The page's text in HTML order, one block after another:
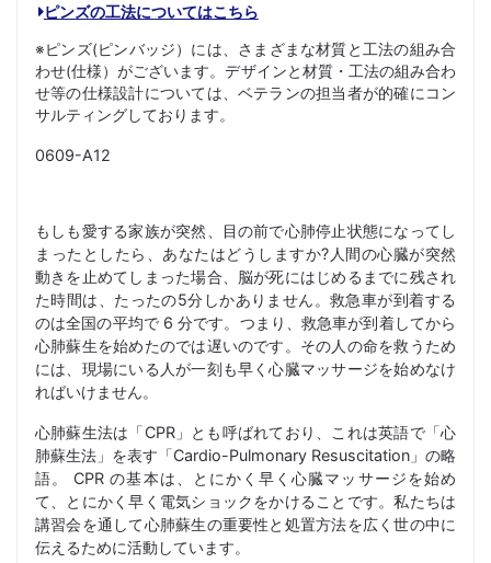
ピンズの工法についてはこちら
※ピンズ(ピンバッジ）には、さまざまな材質と工法の組み合
わせ(仕様）がございます。デザインと材質・工法の組み合わ
せ等の仕様設計については、ベテランの担当者が的確にコン
サルティングしております。
0609-A12
もしも愛する家族が突然、目の前で心肺停止状態になってし
まったとしたら、あなたはどうしますか?人間の心臓が突然
動きを止めてしまった場合、脳が死にはじめるまでに残され
た時間は、たったの5分しかありません。救急車が到着する
のは全国の平均で 6 分です。つまり、救急車が到着してから
心肺蘇生を始めたのでは遅いのです。その人の命を救うため
には、現場にいる人が一刻も早く心臓マッサージを始めなけ
ればいけません。
心肺蘇生法は「CPR」とも呼ばれており、これは英語で「心
肺蘇生法」を表す「Cardio-Pulmonary Resuscitation」の略
語。 CPR の基本は、とにかく早く心臓マッサージを始め
て、とにかく早く電気ショックをかけることです。私たちは
講習会を通して心肺蘇生の重要性と処置方法を広く世の中に
伝えるために活動しています。